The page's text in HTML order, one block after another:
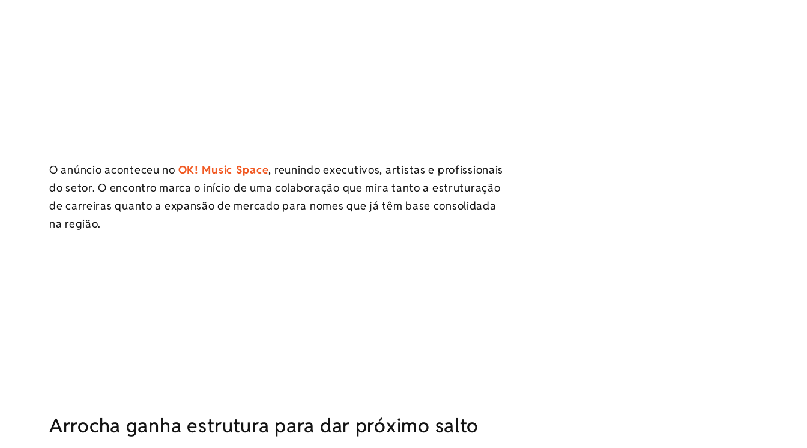
O anúncio aconteceu no OK! Music Space, reunindo executivos, artistas e profissionais
do setor. O encontro marca o início de uma colaboração que mira tanto a estruturação
de carreiras quanto a expansão de mercado para nomes que já têm base consolidada
na região.
Arrocha ganha estrutura para dar próximo salto